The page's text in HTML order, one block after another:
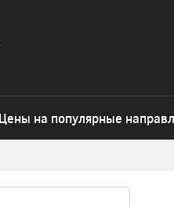
Цены на популярные